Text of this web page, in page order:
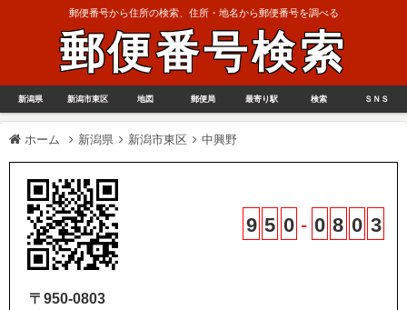
郵便番号から住所の検索、住所・地名から郵便番号を調べる
郵便番号検索
新潟県 新潟市東区 地図 郵便局 最寄り駅 検索 ＳＮＳ
ホーム 新潟県 新潟市東区 中興野
9 5 0 - 0 8 0 3
〒950-0803